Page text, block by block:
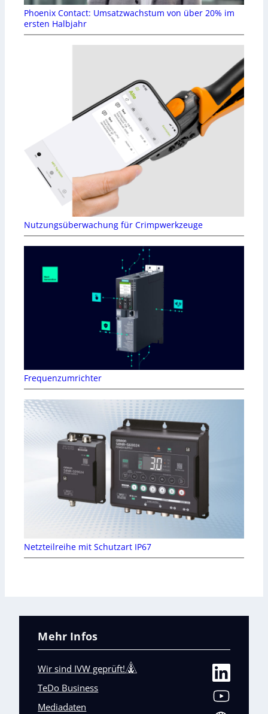
Phoenix Contact: Umsatzwachstum von über 20% im
ersten Halbjahr
Nutzungsüberwachung für Crimpwerkzeuge
Frequenzumrichter
Netzteilreihe mit Schutzart IP67
Mehr Infos
Wir sind IVW geprüft!
TeDo Business
Mediadaten